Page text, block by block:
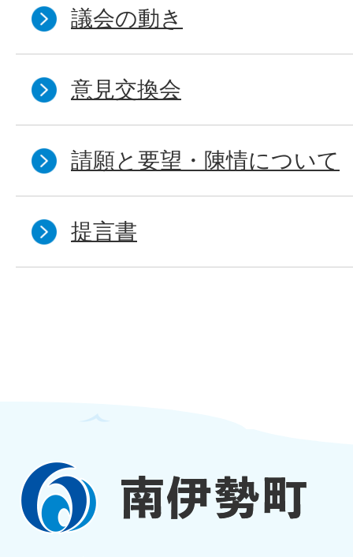
議会の動き
意見交換会
請願と要望・陳情について
提言書